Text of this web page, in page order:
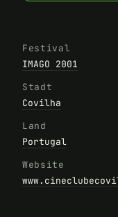
Festival
IMAGO 2001
Stadt
Covilha
Land
Portugal
Website